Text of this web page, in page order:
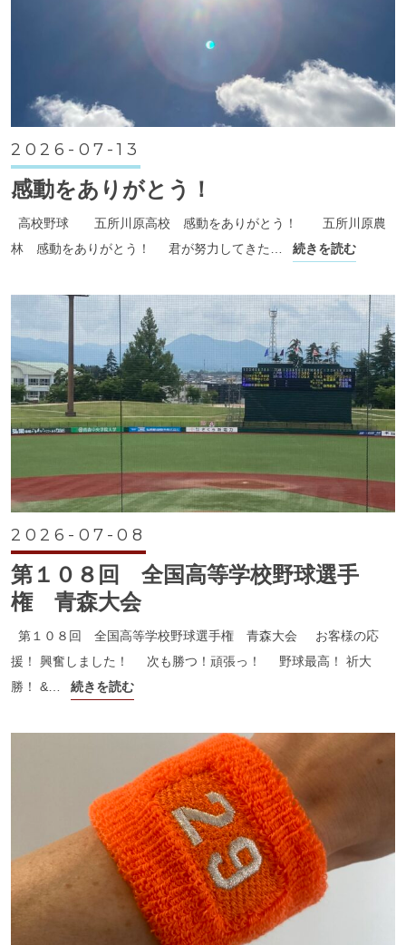
2026-07-13
感動をありがとう！
高校野球 五所川原高校 感動をありがとう！ 五所川原農
林 感動をありがとう！ 君が努力してきた…
続きを読む
2026-07-08
第１０８回 全国高等学校野球選手
権 青森大会
第１０８回 全国高等学校野球選手権 青森大会 お客様の応
援！ 興奮しました！ 次も勝つ！頑張っ！ 野球最高！ 祈大
勝！ &…
続きを読む